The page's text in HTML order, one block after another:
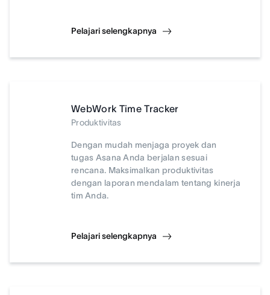
Pelajari selengkapnya
WebWork Time Tracker
Produktivitas
Dengan mudah menjaga proyek dan
tugas Asana Anda berjalan sesuai
rencana. Maksimalkan produktivitas
dengan laporan mendalam tentang kinerja
tim Anda.
Pelajari selengkapnya